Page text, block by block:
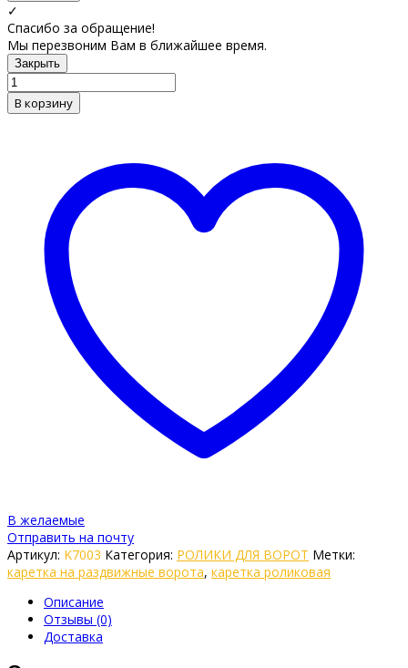
✓
Спасибо за обращение!
Мы перезвоним Вам в ближайшее время.
Закрыть
В корзину
В желаемые
Отправить на почту
Артикул: K7003 Категория: РОЛИКИ ДЛЯ ВОРОТ Метки:
каретка на раздвижные ворота, каретка роликовая
Описание
Отзывы (0)
Доставка